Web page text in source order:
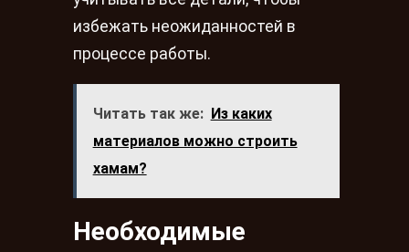
избежать неожиданностей в
процессе работы.
Читать так же:
Из каких
материалов можно строить
хамам?
Необходимые